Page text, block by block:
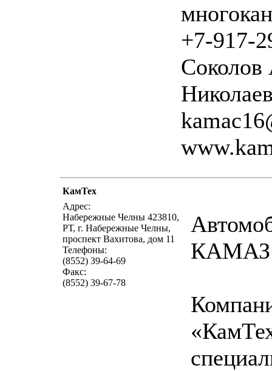
+7-917-
Соколов
КамТех
Адрес:
Набережные Челны 423810,
РТ, г. Набережные Челны,
проспект Вахитова, дом 11
Телефоны:
(8552) 39-64-69
Факс:
(8552) 39-67-78
КАМАЗ